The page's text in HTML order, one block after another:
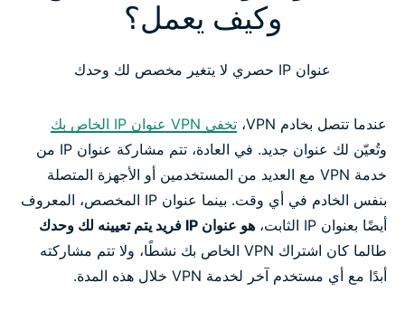
لماذا تستخدم عنوان IP مخصص من خدمة VPN؟
كيف تحصل على عنوان IP مخصص من ExpressVPN
كيف يحافظ عنوان IP المخصص من ExpressVPN على
خصوصيتك
التوافق مع الأجهزة والمنصات
وكيف يعمل؟
عنوان IP حصري لا يتغير مخصص لك وحدك
عندما تتصل بخادم VPN،
تخفي VPN عنوان IP الخاص بك
وتُعيّن لك عنوان جديد. في العادة، تتم مشاركة عنوان IP من
خدمة VPN مع العديد من المستخدمين أو الأجهزة المتصلة
بنفس الخادم في أي وقت. بينما عنوان IP المخصص، المعروف
أيضًا بعنوان IP الثابت،
هو عنوان IP فريد يتم تعيينه لك وحدك
طالما كان اشتراك VPN الخاص بك نشطًا، ولا تتم مشاركته
أبدًا مع أي مستخدم آخر لخدمة VPN خلال هذه المدة.